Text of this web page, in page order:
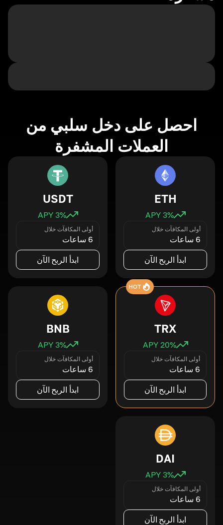
احصل على دخل سلبي من
العملات المشفرة
ETH
3% APY
أولى المكافآت خلال
6 ساعات
ابدأ الربح الآن
USDT
3% APY
أولى المكافآت خلال
6 ساعات
ابدأ الربح الآن
HOT
TRX
20% APY
أولى المكافآت خلال
6 ساعات
ابدأ الربح الآن
BNB
3% APY
أولى المكافآت خلال
6 ساعات
ابدأ الربح الآن
DAI
3% APY
أولى المكافآت خلال
6 ساعات
ابدأ الربح الآن